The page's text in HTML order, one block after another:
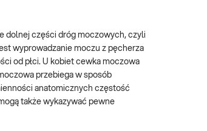
dolnej części dróg moczowych, czyli
wyprowadzanie moczu z pęcherza
od płci. U kobiet cewka moczowa
przebiega w sposób
anatomicznych częstość
także wykazywać pewne